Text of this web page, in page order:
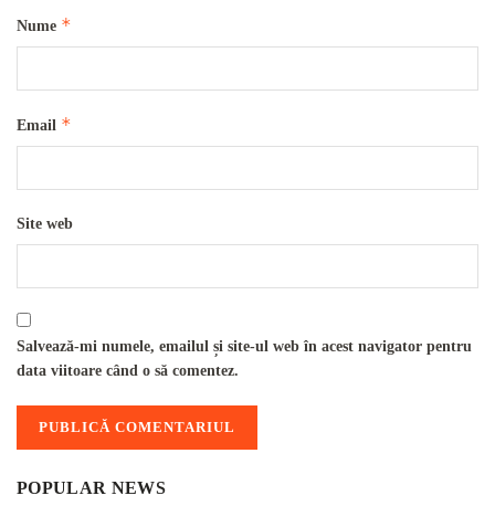
Nume *
Email *
Site web
Salvează-mi numele, emailul și site-ul web în acest navigator pentru
data viitoare când o să comentez.
POPULAR NEWS